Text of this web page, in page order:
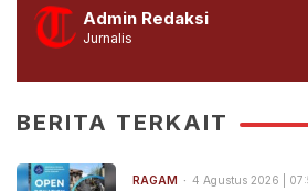
Admin Redaksi
Jurnalis
BERITA TERKAIT
RAGAM 4 Agustus 2026 |